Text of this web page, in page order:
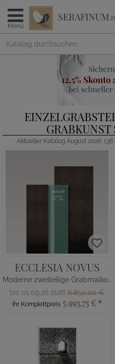
Menü
SERAFINUM
GRABKUNST
Aktueller Katalog August 2026:
ECCLESIA NOVUS
Moderne zweiteilige Grabmalkomposition - Einzelgrab
bis 01.09.26 statt 6.850,00 €
Ihr Komplettpreis 5.993,75 € *